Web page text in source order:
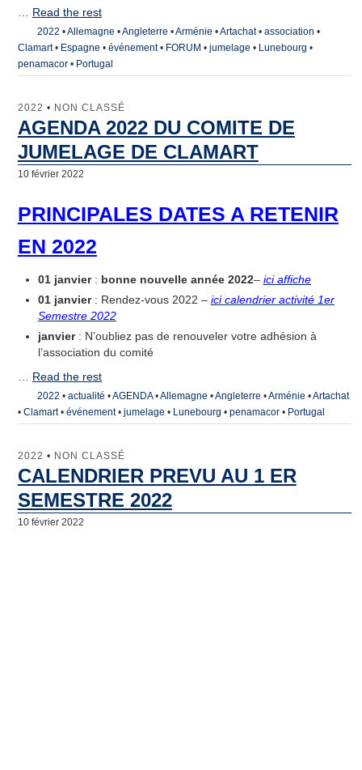
… Read the rest
2022 •Allemagne •Angleterre •Arménie •Artachat• association •
Clamart• Espagne • événement• FORUM • jumelage • Lunebourg •
penamacor• Portugal
2022 • NON CLASSÉ
AGENDA 2022 DU COMITE DE
JUMELAGE DE CLAMART
10 février 2022
PRINCIPALES DATES A RETENIR
EN 2022
01 janvier: bonne nouvelle année 2022– ici affiche
01 janvier: Rendez-vous 2022 – ici calendrier activité 1er
Semestre 2022
janvier: N’oubliez pas de renouveler votre adhésion à
l’association du comité
… Read the rest
2022 • actualité •AGENDA•Allemagne •Angleterre •Arménie •Artachat
• Clamart• événement• jumelage • Lunebourg • penamacor• Portugal
2022 • NON CLASSÉ
CALENDRIER PREVU AU 1 ER
SEMESTRE 2022
10 février 2022